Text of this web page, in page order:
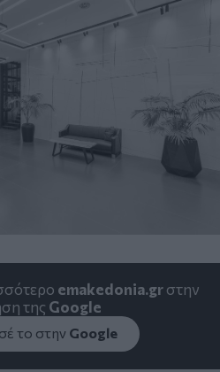
emakedonia.grστην
της Google
το στην Google